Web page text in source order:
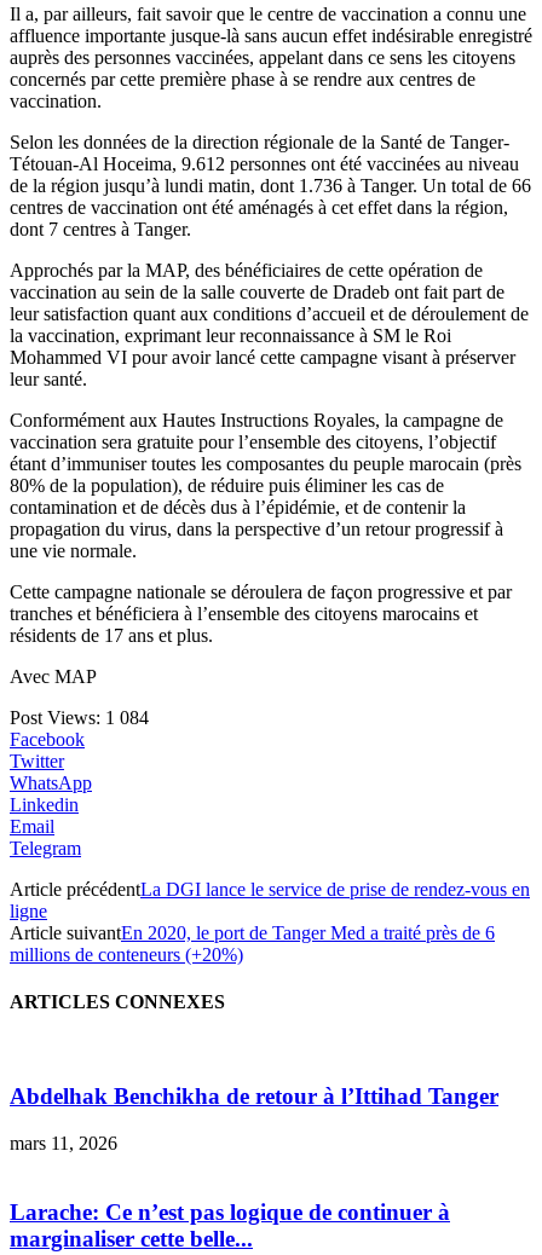
Il a, par ailleurs, fait savoir que le centre de vaccination a connu une
affluence importante jusque-là sans aucun effet indésirable enregistré
auprès des personnes vaccinées, appelant dans ce sens les citoyens
concernés par cette première phase à se rendre aux centres de
vaccination.
Selon les données de la direction régionale de la Santé de Tanger-
Tétouan-Al Hoceima, 9.612 personnes ont été vaccinées au niveau
de la région jusqu’à lundi matin, dont 1.736 à Tanger. Un total de 66
centres de vaccination ont été aménagés à cet effet dans la région,
dont 7 centres à Tanger.
Approchés par la MAP, des bénéficiaires de cette opération de
vaccination au sein de la salle couverte de Dradeb ont fait part de
leur satisfaction quant aux conditions d’accueil et de déroulement de
la vaccination, exprimant leur reconnaissance à SM le Roi
Mohammed VI pour avoir lancé cette campagne visant à préserver
leur santé.
Conformément aux Hautes Instructions Royales, la campagne de
vaccination sera gratuite pour l’ensemble des citoyens, l’objectif
étant d’immuniser toutes les composantes du peuple marocain (près
80% de la population), de réduire puis éliminer les cas de
contamination et de décès dus à l’épidémie, et de contenir la
propagation du virus, dans la perspective d’un retour progressif à
une vie normale.
Cette campagne nationale se déroulera de façon progressive et par
tranches et bénéficiera à l’ensemble des citoyens marocains et
résidents de 17 ans et plus.
Avec MAP
Post Views: 1 084
Facebook
Twitter
WhatsApp
Linkedin
Email
Telegram
Article précédentLa DGI lance le service de prise de rendez-vous en
ligne
Article suivantEn 2020, le port de Tanger Med a traité près de 6
millions de conteneurs (+20%)
ARTICLES CONNEXES
Abdelhak Benchikha de retour à l’Ittihad Tanger
mars 11, 2026
Larache: Ce n’est pas logique de continuer à
marginaliser cette belle...